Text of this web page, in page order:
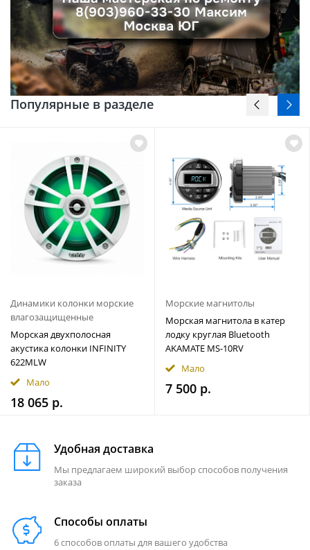
Популярные в разделе
Динамики колонки морские
влагозащищенные
Морская двухполосная
акустика колонки INFINITY
622MLW
Мало
18 065 р.
Морские магнитолы
Морская магнитола в катер
лодку круглая Bluetooth
AKAMATE MS-10RV
Мало
7 500 р.
Удобная доставка
Мы предлагаем широкий выбор способов получения
заказа
Способы оплаты
6 способов оплаты для вашего удобства